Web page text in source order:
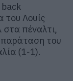
back
Λουίς
στα πέναλτι,
παράταση του
(1-1).